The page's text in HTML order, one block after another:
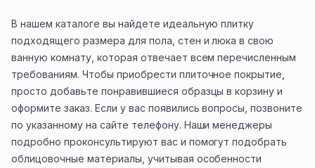
В нашем каталоге вы найдете идеальную плитку
подходящего размера для пола, стен и люка в свою
ванную комнату, которая отвечает всем перечисленным
требованиям. Чтобы приобрести плиточное покрытие,
просто добавьте понравившиеся образцы в корзину и
оформите заказ. Если у вас появились вопросы, позвоните
по указанному на сайте телефону. Наши менеджеры
подробно проконсультируют вас и помогут подобрать
облицовочные материалы, учитывая особенности